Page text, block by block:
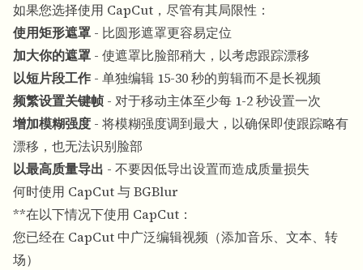
如果您选择使用 CapCut，尽管有其局限性：
使用矩形遮罩 - 比圆形遮罩更容易定位
加大你的遮罩 - 使遮罩比脸部稍大，以考虑跟踪漂移
以短片段工作 - 单独编辑 15-30 秒的剪辑而不是长视频
频繁设置关键帧 - 对于移动主体至少每 1-2 秒设置一次
增加模糊强度 - 将模糊强度调到最大，以确保即使跟踪略有
漂移，也无法识别脸部
以最高质量导出 - 不要因低导出设置而造成质量损失
何时使用 CapCut 与 BGBlur
**在以下情况下使用 CapCut：
您已经在 CapCut 中广泛编辑视频（添加音乐、文本、转
场）